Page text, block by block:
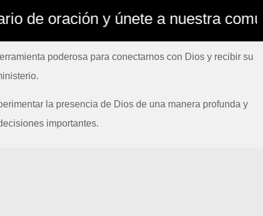
y únete a nuestra comunidad
poderosa para conectarnos con Dios y recibir su
la presencia de Dios de una manera profunda y
importantes.